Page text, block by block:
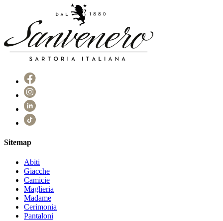
Sitemap
Abiti
Giacche
Camicie
Maglieria
Madame
Cerimonia
Pantaloni